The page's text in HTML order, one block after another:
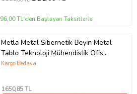
96,00 TL'den Başlayan Taksitlerle
Metla Metal Sibernetik Beyin Metal
Tablo Teknoloji Mühendislik Ofis
Duvar Tablosu Yazılımcı Doktor İş
Kargo Bedava
1650,85 TL